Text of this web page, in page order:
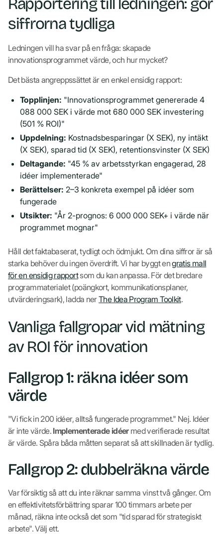
siffrorna tydliga
Ledningen vill ha svar på en fråga: skapade
innovationsprogrammet värde, och hur mycket?
Det bästa angreppssättet är en enkel ensidig rapport:
Topplinjen: "Innovationsprogrammet genererade 4
088 000 SEK i värde mot 680 000 SEK investering
(501 % ROI)"
Uppdelning: Kostnadsbesparingar (X SEK), ny intäkt
(X SEK), sparad tid (X SEK), retentionsvinster (X SEK)
Deltagande: "45 % av arbetsstyrkan engagerad, 28
idéer implementerade"
Berättelser: 2–3 konkreta exempel på idéer som
fungerade
Utsikter: "År 2-prognos: 6 000 000 SEK+ i värde när
programmet mognar"
Håll det faktabaserat, tydligt och ödmjukt. Om dina siffror är så
starka behöver du ingen överdrift. Vi har byggt engratis mall
för en ensidig rapportsom du kan anpassa. För det bredare
programmaterialet (poängkort, kommunikationsplaner,
utvärderingsark), ladda nerThe Idea Program Toolkit.
Vanliga fallgropar vid mätning
av ROI för innovation
Fallgrop 1: räkna idéer som
värde
"Vi fick in 200 idéer, alltså fungerade programmet." Nej. Idéer
är inte värde. Implementerade idéermed verifierade resultat
är värde. Spåra båda måtten separat så att skillnaden är tydlig.
Fallgrop 2: dubbelräkna värde
Var försiktig så att du inte räknar samma vinst två gånger. Om
en effektivitetsförbättring sparar 100 timmars arbete per
månad, räkna inte också det som "tid sparad för strategiskt
arbete". Välj ett.